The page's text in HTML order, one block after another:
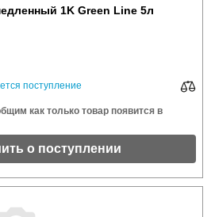
1K Green Line 5л
поступление
как только товар появится в
о поступлении